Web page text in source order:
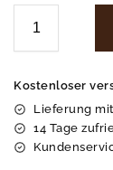
Kostenloser
Lieferung
14 Tage